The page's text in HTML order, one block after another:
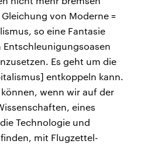
von Moderne =
so eine Fantasie
Entschleunigungsoasen
Es geht um die
entkoppeln kann.
wenn wir auf der
eines
Technologie und
mit Flugzettel-